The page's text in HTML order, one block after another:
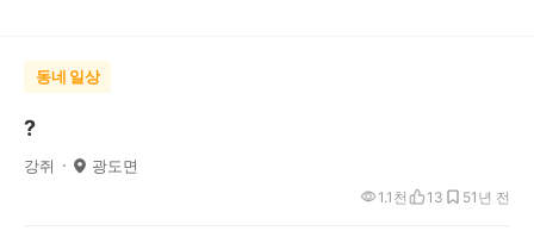
동네 일상
?
강쥐 광도면
1년 전
1.1천 13 5